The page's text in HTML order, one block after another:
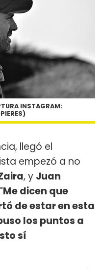
INSTAGRAM:
llegó el
empezó a no
, y Juan
"Me dicen que
de estar en esta
los puntos a
sí